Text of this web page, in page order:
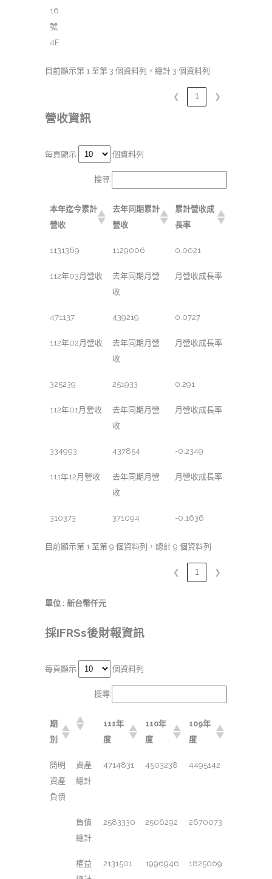
16
號
4F
目前顯示第 1 至第 3 個資料列，總計 3 個資料列
❮ 1 ❯
營收資訊
每頁顯示 個資料列
搜尋:
本年迄今累計
營收
去年同期累計
營收
累計營收成
長率
1131369 1129006 0.0021
112年03月營收
去年同期月營
收
月營收成長率
471137 439219 0.0727
112年02月營收
去年同期月營
收
月營收成長率
325239 251933 0.291
112年01月營收
去年同期月營
收
月營收成長率
334993 437854 -0.2349
111年12月營收
去年同期月營
收
月營收成長率
310373 371094 -0.1636
目前顯示第 1 至第 9 個資料列，總計 9 個資料列
❮ 1 ❯
單位 : 新台幣仟元
採IFRSs後財報資訊
每頁顯示 個資料列
搜尋:
期
別
111年
度
110年
度
109年
度
簡明
資產
負債
資產
總計
4714831 4503238 4495142
負債
總計
2583330 2506292 2670073
權益
2131501 1996946 1825069